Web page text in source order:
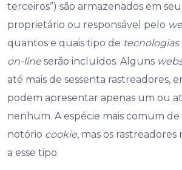
terceiros”) são armazenados em
proprietário ou responsável pelo
quantos e quais tipo de
on-line serão incluídos. Alguns
até mais de sessenta rastreadores,
podem apresentar apenas um ou
nenhum. A espécie mais comum
notório cookie, mas os
a esse tipo.